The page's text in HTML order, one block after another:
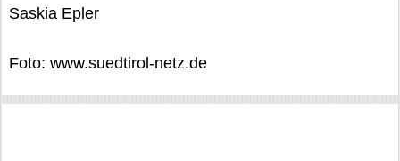
Saskia Epler
Foto: www.suedtirol-netz.de